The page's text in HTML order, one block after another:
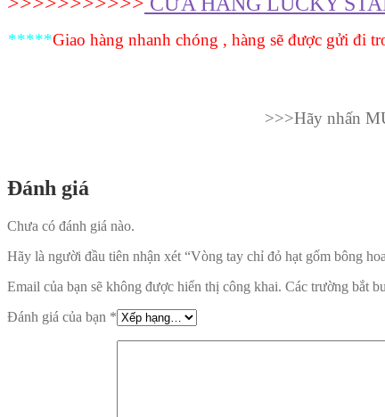
*****Giao hàng nhanh chóng , hàng sẽ được gửi đi
>>>Hãy nhấn
Đánh giá
Chưa có đánh giá nào.
Hãy là người đầu tiên nhận xét “Vòng tay chỉ đỏ hạt gốm bông
Email của bạn sẽ không được hiển thị công khai. Các trường bắt
Đánh giá của bạn *